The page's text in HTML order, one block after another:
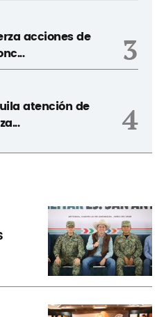
acciones de
3
atención de
4